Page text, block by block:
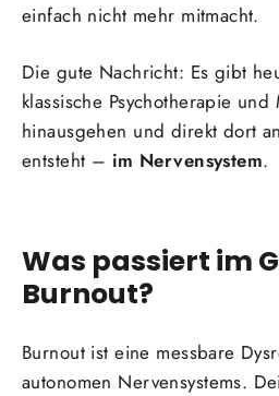
einfach nicht mehr mitmacht.
Die gute Nachricht: Es gibt
klassische Psychotherapie und
hinausgehen und direkt dort
entsteht – im Nervensystem.
Was passiert im
Burnout?
Burnout ist eine messbare
autonomen Nervensystems.